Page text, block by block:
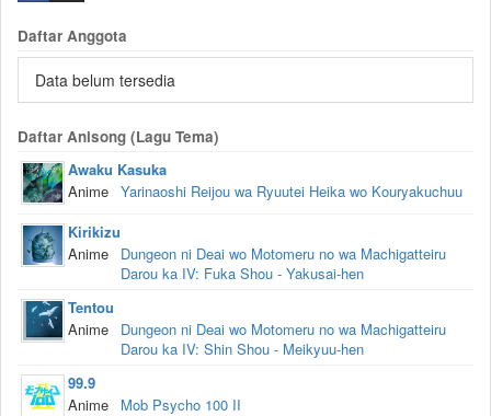
Daftar Anggota
Data belum tersedia
Daftar Anisong (Lagu Tema)
Awaku Kasuka
Anime Yarinaoshi Reijou wa Ryuutei Heika wo Kouryakuchuu
Kirikizu
Anime
Dungeon ni Deai wo Motomeru no wa Machigatteiru
Darou ka IV: Fuka Shou - Yakusai-hen
Tentou
Anime
Dungeon ni Deai wo Motomeru no wa Machigatteiru
Darou ka IV: Shin Shou - Meikyuu-hen
99.9
Anime
Mob Psycho 100 II